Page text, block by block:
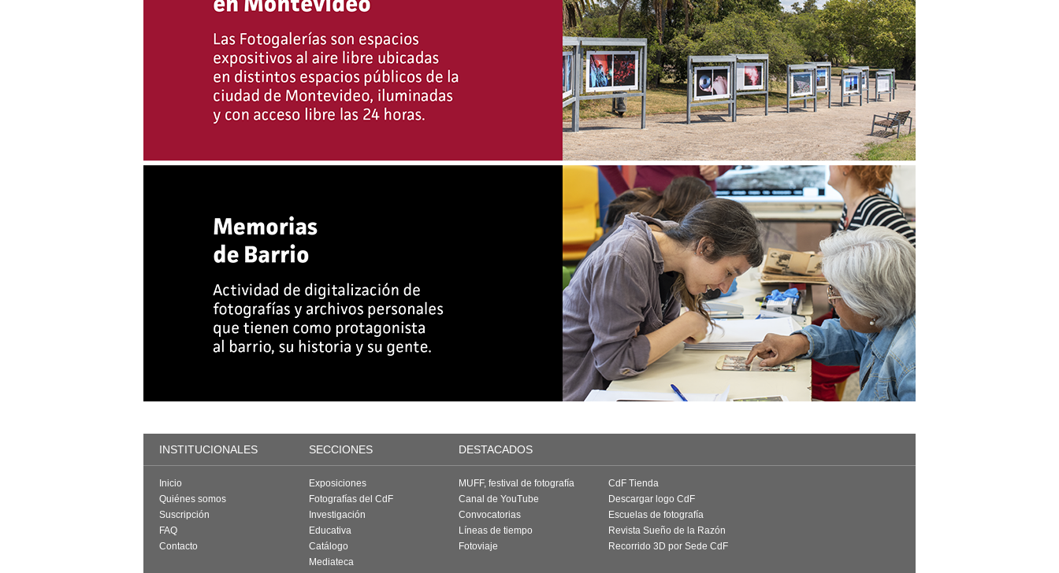
INSTITUCIONALES SECCIONES DESTACADOS
Inicio
Quiénes somos
Suscripción
FAQ
Contacto
Exposiciones
Fotografías del CdF
Investigación
Educativa
Catálogo
Mediateca
MUFF, festival de fotografía
Canal de YouTube
Convocatorias
Líneas de tiempo
Fotoviaje
CdF Tienda
Descargar logo CdF
Escuelas de fotografía
Revista Sueño de la Razón
Recorrido 3D por Sede CdF